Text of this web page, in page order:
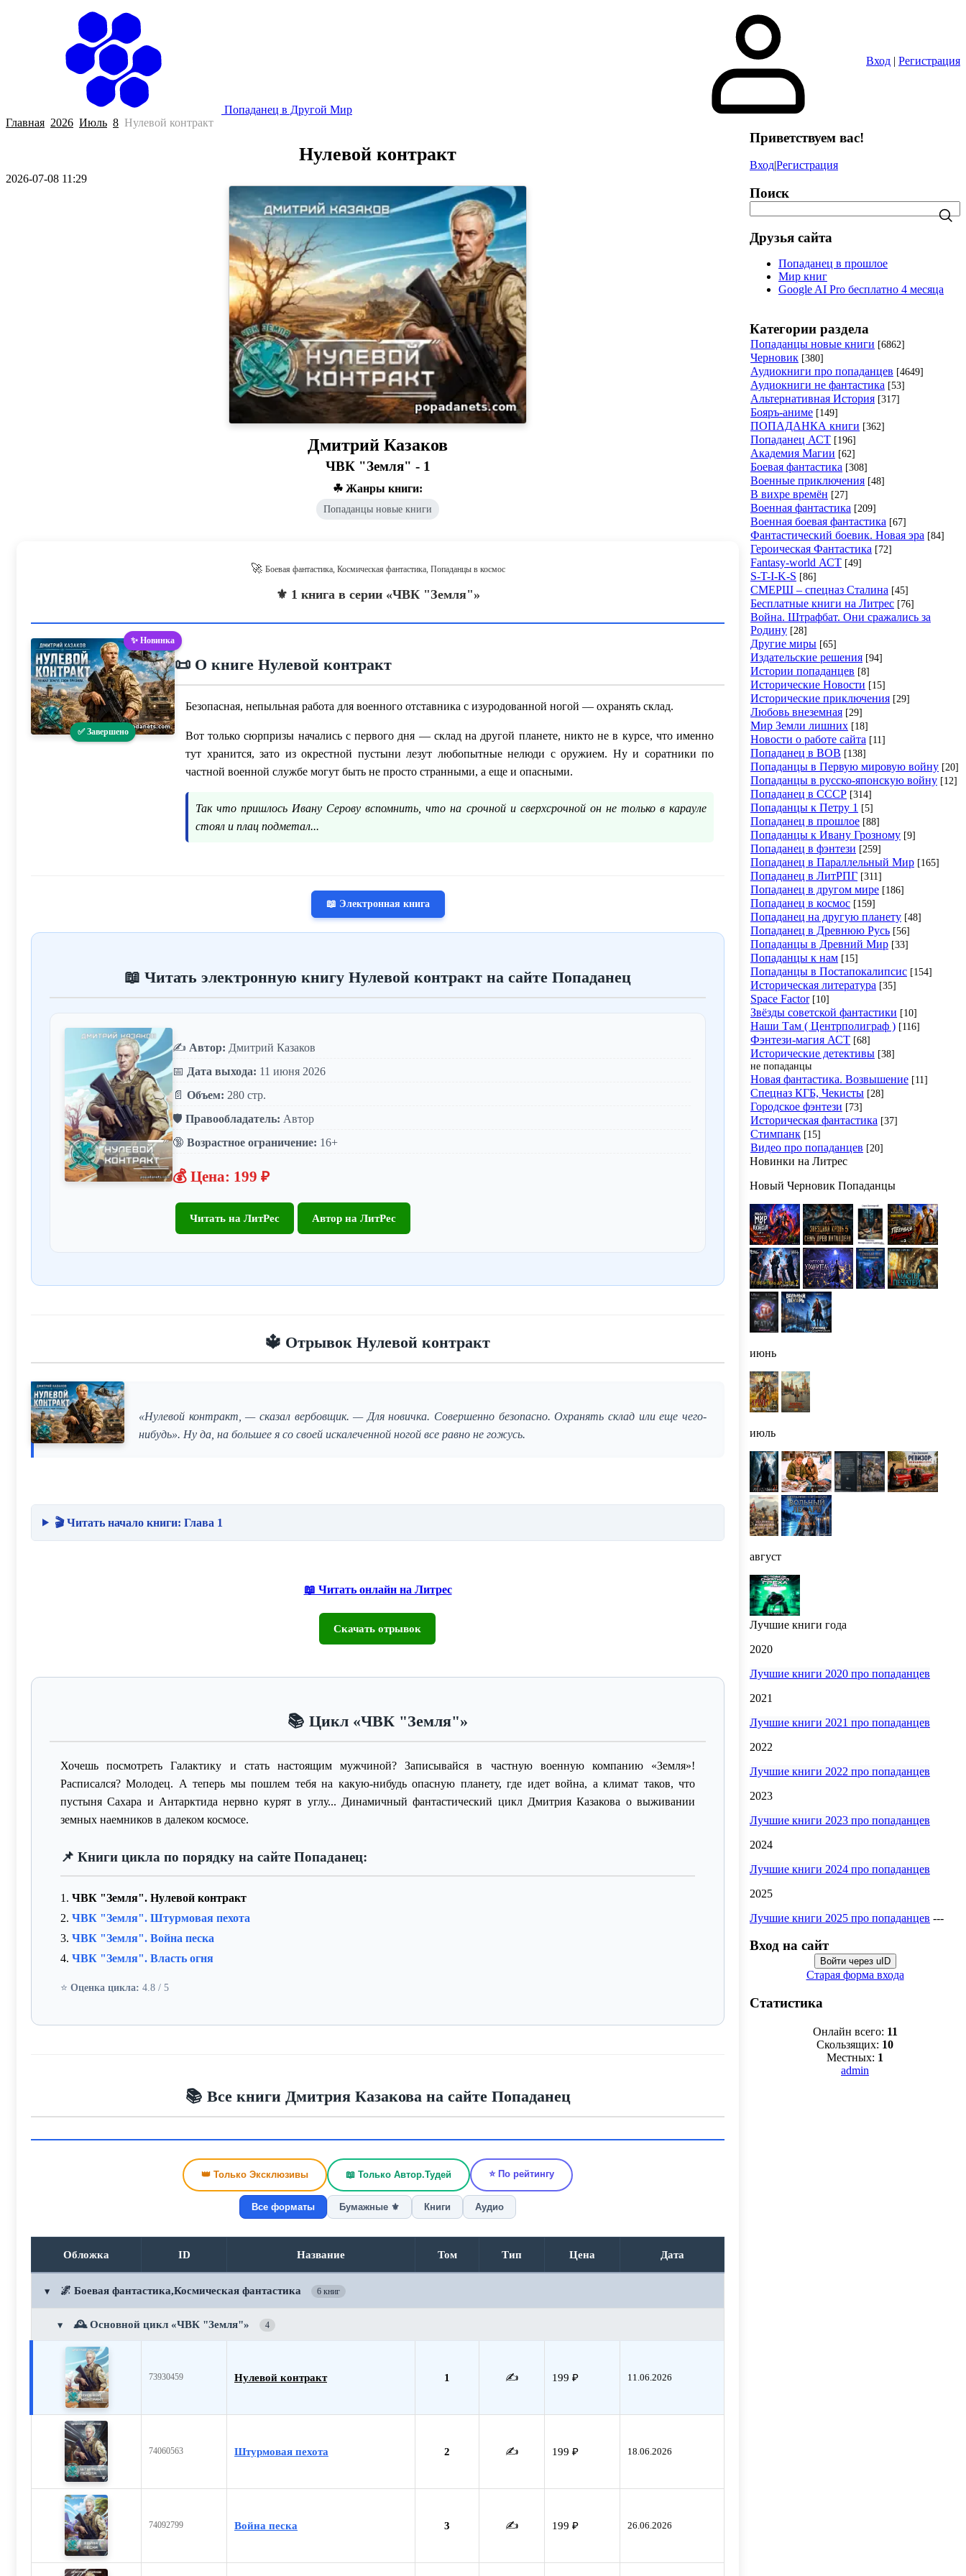
Попаданец в Другой Мир
Вход | Регистрация
Главная 2026 Июль 8 Нулевой контракт
Нулевой контракт
2026-07-08 11:29
Дмитрий Казаков
ЧВК "Земля" - 1
☘ Жанры книги:
Попаданцы новые книги
🚀 Боевая фантастика, Космическая фантастика, Попаданцы в космос
⚜️ 1 книга в серии «ЧВК "Земля"»
✨ Новинка
✅ Завершено
📜 О книге Нулевой контракт
Безопасная, непыльная работа для военного отставника с изуродованной ногой — охранять склад.
Вот только сюрпризы начались с первого дня — склад на другой планете, никто не в курсе, что именно
тут хранится, зато из окрестной пустыни лезут любопытные нелюди с оружием. Ну и соратники по
частной военной службе могут быть не просто странными, а еще и опасными.
Так что пришлось Ивану Серову вспомнить, что на срочной и сверхсрочной он не только в карауле
стоял и плац подметал...
📖 Электронная книга
📖 Читать электронную книгу Нулевой контракт на сайте Попаданец
✍️ Автор: Дмитрий Казаков
📅 Дата выхода: 11 июня 2026
📄 Объем: 280 стр.
🛡️ Правообладатель: Автор
🔞 Возрастное ограничение: 16+
💰 Цена: 199 ₽
Читать на ЛитРес Автор на ЛитРес
🔱 Отрывок Нулевой контракт
«Нулевой контракт, — сказал вербовщик. — Для новичка. Совершенно безопасно. Охранять склад или еще чего-
нибудь». Ну да, на большее я со своей искалеченной ногой все равно не гожусь.
🎬 Читать начало книги: Глава 1
📖 Читать онлайн на Литрес
Скачать отрывок
📚 Цикл «ЧВК "Земля"»
Хочешь посмотреть Галактику и стать настоящим мужчиной? Записывайся в частную военную компанию «Земля»!
Расписался? Молодец. А теперь мы пошлем тебя на какую-нибудь опасную планету, где идет война, а климат таков, что
пустыня Сахара и Антарктида нервно курят в углу... Динамичный фантастический цикл Дмитрия Казакова о выживании
земных наемников в далеком космосе.
📌 Книги цикла по порядку на сайте Попаданец:
1. ЧВК "Земля". Нулевой контракт
2. ЧВК "Земля". Штурмовая пехота
3. ЧВК "Земля". Война песка
4. ЧВК "Земля". Власть огня
⭐ Оценка цикла: 4.8 / 5
📚 Все книги Дмитрия Казакова на сайте Попаданец
👑 Только Эксклюзивы 📖 Только Автор.Тудей ⭐ По рейтингу
Все форматы Бумажные ⚜️ Книги Аудио
Обложка ID Название Том Тип Цена Дата
▼ 🌌 Боевая фантастика,Космическая фантастика 6 книг
▼ 🕰️ Основной цикл «ЧВК "Земля"» 4
73930459 Нулевой контракт 1 ✍️ 199 ₽ 11.06.2026
74060563 Штурмовая пехота 2 ✍️ 199 ₽ 18.06.2026
74092799 Война песка 3 ✍️ 199 ₽ 26.06.2026
Приветствуем вас!
Вход|Регистрация
Поиск
Друзья сайта
Попаданец в прошлое
Мир книг
Google AI Pro бесплатно 4 месяца
Категории раздела
Попаданцы новые книги [6862]
Черновик [380]
Аудиокниги про попаданцев [4649]
Аудиокниги не фантастика [53]
Альтернативная История [317]
Бояръ-аниме [149]
ПОПАДАНКА книги [362]
Попаданец АСТ [196]
Академия Магии [62]
Боевая фантастика [308]
Военные приключения [48]
В вихре времён [27]
Военная фантастика [209]
Военная боевая фантастика [67]
Фантастический боевик. Новая эра [84]
Героическая Фантастика [72]
Fantasy-world АСТ [49]
S-T-I-K-S [86]
СМЕРШ – спецназ Сталина [45]
Бесплатные книги на Литрес [76]
Война. Штрафбат. Они сражались за
Родину [28]
Другие миры [65]
Издательские решения [94]
Истории попаданцев [8]
Исторические Новости [15]
Исторические приключения [29]
Любовь внеземная [29]
Мир Земли лишних [18]
Новости о работе сайта [11]
Попаданец в ВОВ [138]
Попаданцы в Первую мировую войну [20]
Попаданцы в русско-японскую войну [12]
Попаданец в СССР [314]
Попаданцы к Петру 1 [5]
Попаданец в прошлое [88]
Попаданцы к Ивану Грозному [9]
Попаданец в фэнтези [259]
Попаданец в Параллельный Мир [165]
Попаданец в ЛитРПГ [311]
Попаданец в другом мире [186]
Попаданец в космос [159]
Попаданец на другую планету [48]
Попаданец в Древнюю Русь [56]
Попаданцы в Древний Мир [33]
Попаданцы к нам [15]
Попаданцы в Постапокалипсис [154]
Историческая литература [35]
Space Factor [10]
Звёзды советской фантастики [10]
Наши Там ( Центрполиграф ) [116]
Фэнтези-магия АСТ [68]
Исторические детективы [38]
не попаданцы
Новая фантастика. Возвышение [11]
Спецназ КГБ, Чекисты [28]
Городское фэнтези [73]
Историческая фантастика [37]
Стимпанк [15]
Видео про попаданцев [20]
Новинки на Литрес
Новый Черновик Попаданцы
июнь
июль
август
Лучшие книги года
2020
Лучшие книги 2020 про попаданцев
2021
Лучшие книги 2021 про попаданцев
2022
Лучшие книги 2022 про попаданцев
2023
Лучшие книги 2023 про попаданцев
2024
Лучшие книги 2024 про попаданцев
2025
Лучшие книги 2025 про попаданцев ---
Вход на сайт
Войти через uID
Старая форма входа
Статистика
Онлайн всего: 11
Скользящих: 10
Местных: 1
admin